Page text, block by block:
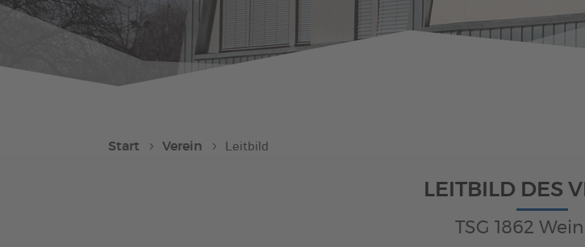
Start Verein Leitbild
LEITBILD DES
TSG 1862